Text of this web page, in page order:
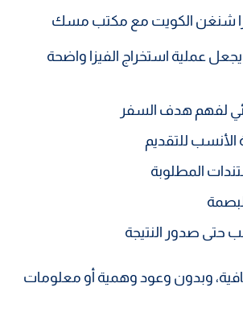
شنغن الكويت مع مكتب مسك
عملية استخراج الفيزا واضحة
لفهم هدف السفر
الأنسب للتقديم
المطلوبة
حتى صدور النتيجة
وبدون وعود وهمية أو معلومات